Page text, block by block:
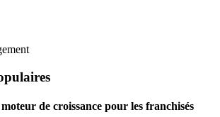
de croissance pour les franchisés